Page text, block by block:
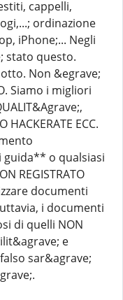
cappelli,
ordinazione
iPhone;... Negli
stato questo.
Non &egrave;
Siamo i migliori
HACKERATE ECC.
o qualsiasi
REGISTRATO
documenti
i documenti
di quelli NON
e
sar&agrave;